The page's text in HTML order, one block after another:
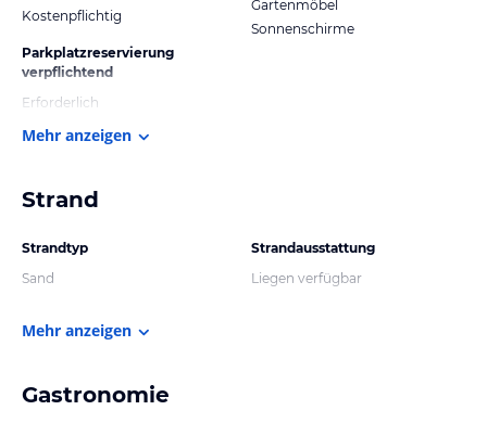
Kostenpflichtig
Parkplatzreservierung
verpflichtend
Erforderlich
Gartenmöbel
Sonnenschirme
Mehr anzeigen
Strand
Strandtyp
Sand
Strandausstattung
Liegen verfügbar
Mehr anzeigen
Gastronomie